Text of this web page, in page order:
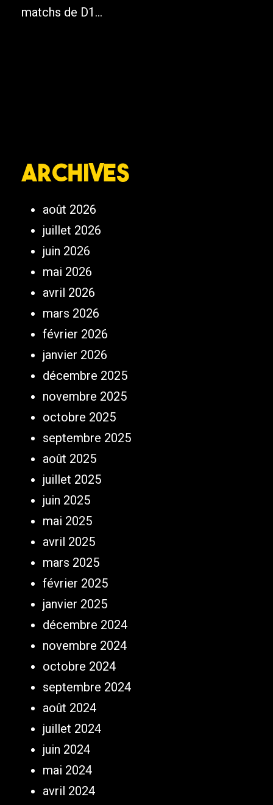
matchs de D1...
Archives
août 2026
juillet 2026
juin 2026
mai 2026
avril 2026
mars 2026
février 2026
janvier 2026
décembre 2025
novembre 2025
octobre 2025
septembre 2025
août 2025
juillet 2025
juin 2025
mai 2025
avril 2025
mars 2025
février 2025
janvier 2025
décembre 2024
novembre 2024
octobre 2024
septembre 2024
août 2024
juillet 2024
juin 2024
mai 2024
avril 2024